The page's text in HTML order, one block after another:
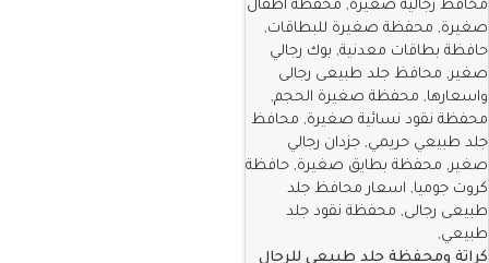
كراتة ومحفظة جلد طبيعي للرجال